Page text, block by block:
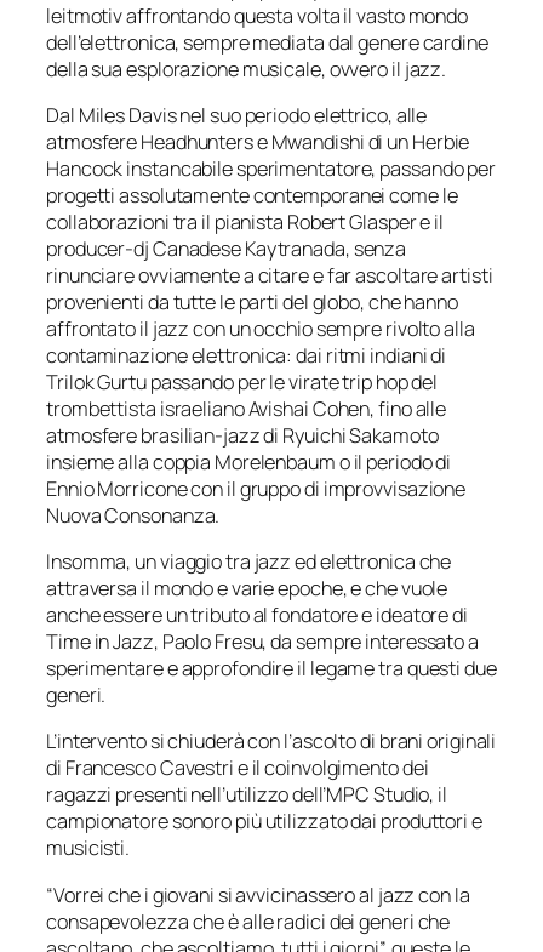
leitmotiv affrontando questa volta il vasto mondo
dell’elettronica, sempre mediata dal genere cardine
della sua esplorazione musicale, ovvero il jazz.
Dal Miles Davis nel suo periodo elettrico, alle
atmosfere Headhunters e Mwandishi di un Herbie
Hancock instancabile sperimentatore, passando per
progetti assolutamente contemporanei come le
collaborazioni tra il pianista Robert Glasper e il
producer-dj Canadese Kaytranada, senza
rinunciare ovviamente a citare e far ascoltare artisti
provenienti da tutte le parti del globo, che hanno
affrontato il jazz con un occhio sempre rivolto alla
contaminazione elettronica: dai ritmi indiani di
Trilok Gurtu passando per le virate trip hop del
trombettista israeliano Avishai Cohen, fino alle
atmosfere brasilian-jazz di Ryuichi Sakamoto
insieme alla coppia Morelenbaum o il periodo di
Ennio Morricone con il gruppo di improvvisazione
Nuova Consonanza.
Insomma, un viaggio tra jazz ed elettronica che
attraversa il mondo e varie epoche, e che vuole
anche essere un tributo al fondatore e ideatore di
Time in Jazz, Paolo Fresu, da sempre interessato a
sperimentare e approfondire il legame tra questi due
generi.
L’intervento si chiuderà con l’ascolto di brani originali
di Francesco Cavestri e il coinvolgimento dei
ragazzi presenti nell’utilizzo dell’MPC Studio, il
campionatore sonoro più utilizzato dai produttori e
musicisti.
“Vorrei che i giovani si avvicinassero al jazz con la
consapevolezza che è alle radici dei generi che